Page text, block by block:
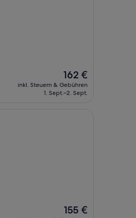
Der
Preis
beträgt
162 €
inkl. Steuern & Gebühren
1. Sept.–2. Sept.
Der
155 €